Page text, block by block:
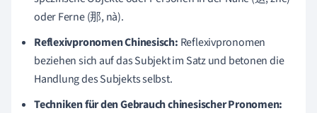
oder Ferne (那, nà).
Reflexivpronomen Chinesisch: Reflexivpronomen
beziehen sich auf das Subjekt im Satz und betonen die
Handlung des Subjekts selbst.
Techniken für den Gebrauch chinesischer Pronomen: